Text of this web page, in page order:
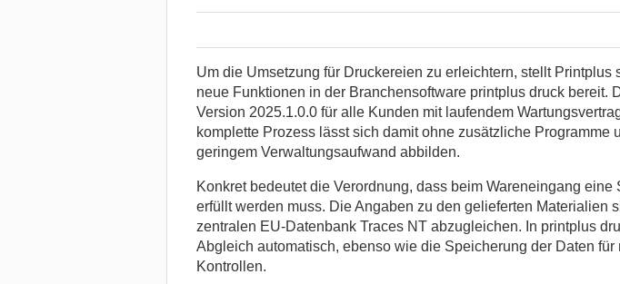
Um die Umsetzung für Druckereien zu erleichtern, stellt Printplus
neue Funktionen in der Branchensoftware printplus druck bereit.
Version 2025.1.0.0 für alle Kunden mit laufendem
komplette Prozess lässt sich damit ohne zusätzliche Programme
geringem Verwaltungsaufwand abbilden.
Konkret bedeutet die Verordnung, dass beim Wareneingang eine
erfüllt werden muss. Die Angaben zu den gelieferten Materialien
zentralen EU-Datenbank Traces NT abzugleichen. In printplus
Abgleich automatisch, ebenso wie die Speicherung der Daten für
Kontrollen.